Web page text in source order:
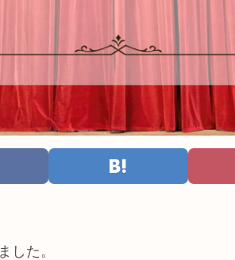
した。